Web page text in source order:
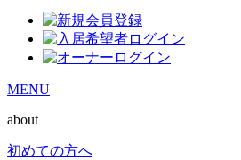
MENU
about
初めての方へ